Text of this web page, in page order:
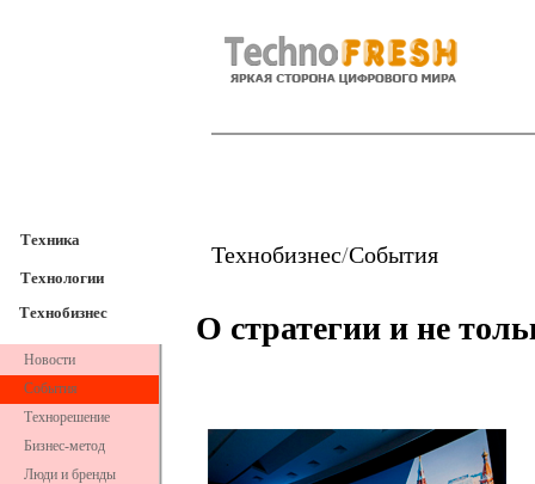
Техника
Технологии
Технобизнес
Новости
События
Технорешение
Бизнес-метод
Люди и бренды
Технобизнес/События
О стратегии и не